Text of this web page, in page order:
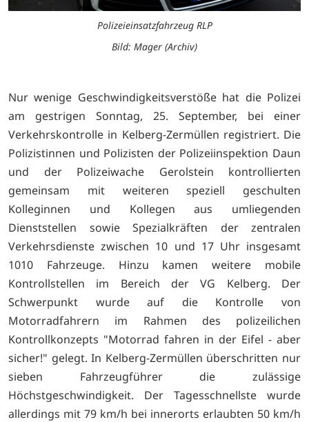
Polizeieinsatzfahrzeug RLP
Bild: Mager (Archiv)
Nur wenige Geschwindigkeitsverstöße hat die Polizei
am gestrigen Sonntag, 25. September, bei einer
Verkehrskontrolle in Kelberg-Zermüllen registriert. Die
Polizistinnen und Polizisten der Polizeiinspektion Daun
und der Polizeiwache Gerolstein kontrollierten
gemeinsam mit weiteren speziell geschulten
Kolleginnen und Kollegen aus umliegenden
Dienststellen sowie Spezialkräften der zentralen
Verkehrsdienste zwischen 10 und 17 Uhr insgesamt
1010 Fahrzeuge. Hinzu kamen weitere mobile
Kontrollstellen im Bereich der VG Kelberg. Der
Schwerpunkt wurde auf die Kontrolle von
Motorradfahrern im Rahmen des polizeilichen
Kontrollkonzepts "Motorrad fahren in der Eifel - aber
sicher!" gelegt. In Kelberg-Zermüllen überschritten nur
sieben Fahrzeugführer die zulässige
Höchstgeschwindigkeit. Der Tagesschnellste wurde
allerdings mit 79 km/h bei innerorts erlaubten 50 km/h